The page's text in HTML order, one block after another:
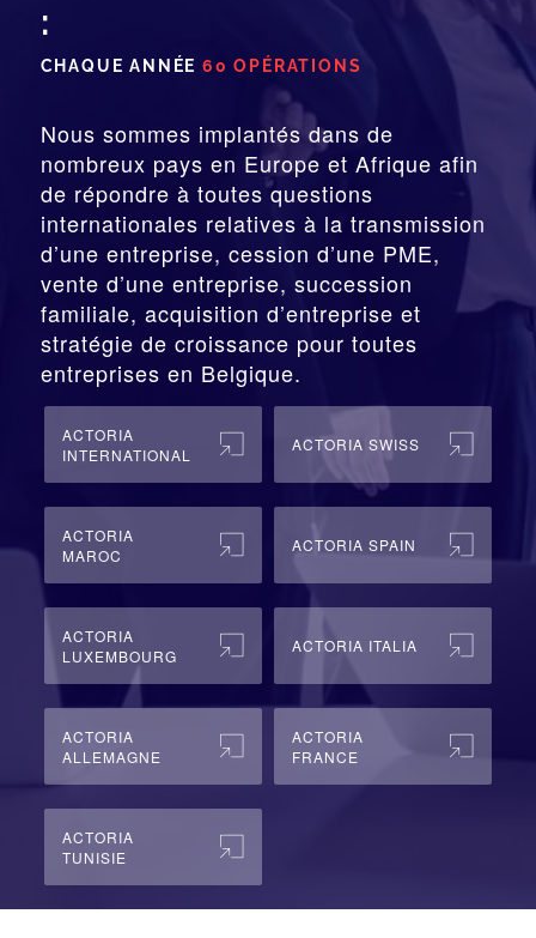
:
CHAQUE ANNÉE 60 OPÉRATIONS
Nous sommes implantés dans de
nombreux pays en Europe et Afrique afin
de répondre à toutes questions
internationales relatives à la transmission
d’une entreprise, cession d’une PME,
vente d’une entreprise, succession
familiale, acquisition d’entreprise et
stratégie de croissance pour toutes
entreprises en Belgique.
ACTORIA
INTERNATIONAL
ACTORIA SWISS
ACTORIA
MAROC
ACTORIA SPAIN
ACTORIA
LUXEMBOURG
ACTORIA ITALIA
ACTORIA
ALLEMAGNE
ACTORIA
FRANCE
ACTORIA
TUNISIE